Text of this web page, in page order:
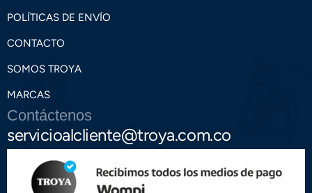
POLÍTICAS DE ENVÍO
CONTACTO
SOMOS TROYA
MARCAS
Contáctenos
servicioalcliente@troya.com.co